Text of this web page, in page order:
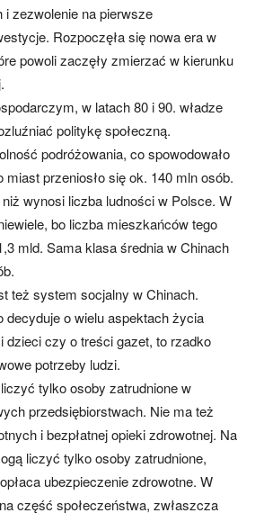
zezwolenie na pierwsze
Rozpoczęła się nowa era w
powoli zaczęły zmierzać w kierunku
w latach 80 i 90. władze
politykę społeczną.
podróżowania, co spowodowało
miast przeniosło się ok. 140 mln osób.
wynosi liczba ludności w Polsce. W
bo liczba mieszkańców tego
mld. Sama klasa średnia w Chinach
też system socjalny w Chinach.
decyduje o wielu aspektach życia
dzieci czy o treści gazet, to rzadko
potrzeby ludzi.
tylko osoby zatrudnione w
przedsiębiorstwach. Nie ma też
i bezpłatnej opieki zdrowotnej. Na
liczyć tylko osoby zatrudnione,
ubezpieczenie zdrowotne. W
część społeczeństwa, zwłaszcza